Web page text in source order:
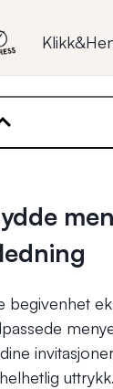
begivenhet